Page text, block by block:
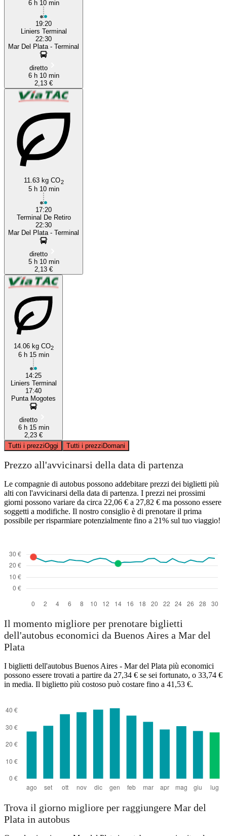
6 h 10 min
19:20
Liniers Terminal
22:30
Mar Del Plata - Terminal
diretto
6 h 10 min
2,13 €
11.63 kg CO2
5 h 10 min
17:20
Terminal De Retiro
22:30
Mar Del Plata - Terminal
diretto
5 h 10 min
2,13 €
14.06 kg CO2
6 h 15 min
14:25
Liniers Terminal
17:40
Punta Mogotes
diretto
6 h 15 min
2,23 €
Tutti i prezziOggi Tutti i prezziDomani
Prezzo all'avvicinarsi della data di partenza
Le compagnie di autobus possono addebitare prezzi dei biglietti più
alti con l'avvicinarsi della data di partenza. I prezzi nei prossimi
giorni possono variare da circa 22,06 € a 27,82 € ma possono essere
soggetti a modifiche. Il nostro consiglio è di prenotare il prima
possibile per risparmiare potenzialmente fino a 21% sul tuo viaggio!
Il momento migliore per prenotare biglietti
dell'autobus economici da Buenos Aires a Mar del
Plata
I biglietti dell'autobus Buenos Aires - Mar del Plata più economici
possono essere trovati a partire da 27,34 € se sei fortunato, o 33,74 €
in media. Il biglietto più costoso può costare fino a 41,53 €.
Trova il giorno migliore per raggiungere Mar del
Plata in autobus